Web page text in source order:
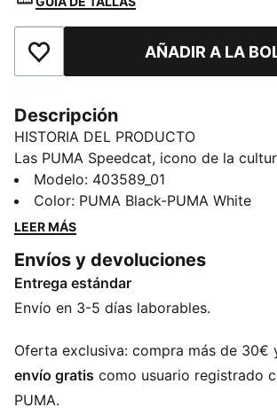
Añade a favoritosAÑADIR A LA
Descripción
HISTORIA DEL PRODUCTO
Las PUMA Speedcat, icono de la
carreras, llevan siendo sinónimo de
precisión y rendimiento sin igual más
Originariamente, se trataba de un
encontró en un nuevo circuito al
de Mónaco para llegar a las calles de
mundiales de la moda. Inspiradas en el
transpirable con malla en el empeine y
cordones.
DETALLES
Modelo: 403589_01
Color: PUMA Black-PUMA White
LEER MÁS
Envíos y devoluciones
Entrega estándar
Envío en 3-5 días laborables.
Oferta exclusiva: compra más de 30€
envío gratis como usuario registrado
PUMA.